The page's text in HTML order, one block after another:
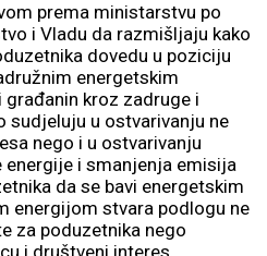
prema ministarstvu po
i Vladu da razmišljaju kako
dovedu u poziciju
energetskim
kroz zadruge i
sudjeluju u ostvarivanju ne
nego i u ostvarivanju
energije i smanjenja emisija
da se bavi energetskim
energijom stvara podlogu ne
za poduzetnika nego
i društveni interes.